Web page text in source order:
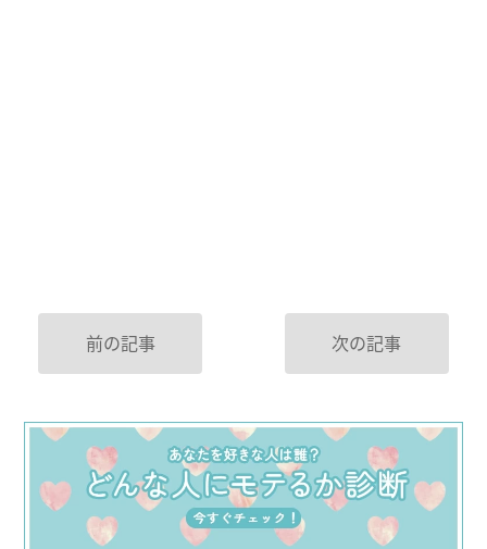
前の記事 次の記事